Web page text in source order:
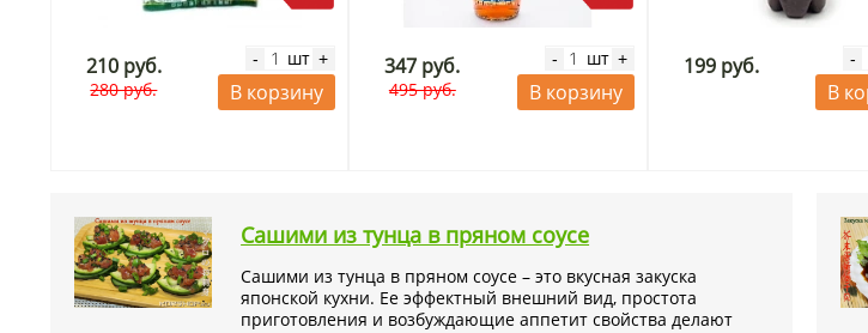
210 руб.
280 руб.
- шт +
В корзину
347 руб.
495 руб.
- шт +
В корзину
199 руб. -
В
Сашими из тунца в пряном соусе
Сашими из тунца в пряном соусе – это вкусная закуска
японской кухни. Ее эффектный внешний вид, простота
приготовления и возбуждающие аппетит свойства делают